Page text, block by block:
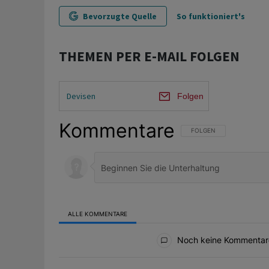
Bevorzugte Quelle So funktioniert's
THEMEN PER E-MAIL FOLGEN
Devisen Folgen
Kommentare FOLGE DIESER
FOLGEN
ALLE KOMMENTARE
Noch keine